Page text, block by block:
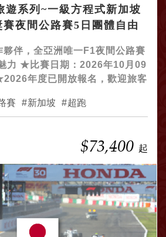
遊系列~一級方程式新加坡
夜間公路賽5日團體自由
夥伴，全亞洲唯一F1夜間公路賽
力 ★比賽日期：2026年10月09
年度已開放報名，歡迎旅客
賽 新加坡 超跑
$73,400 起